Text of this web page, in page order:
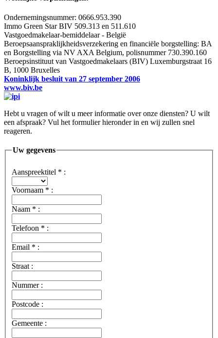
Ondernemingsnummer: 0666.953.390
Immo Green Star BIV 509.313 en 511.610
Vastgoedmakelaar-bemiddelaar - België
Beroepsaanspraklijkheidsverzekering en financiële borgstelling: BA
en Borgstelling via NV AXA Belgium, polisnummer 730.390.160
Beroepsinstituut van Vastgoedmakelaars (BIV) Luxemburgstraat 16
B, 1000 Bruxelles
Koninklijk besluit van 27 september 2006
www.biv.be
Hebt u vragen of wilt u meer informatie over onze diensten? U wilt
een afspraak? Vul het formulier hieronder in en wij zullen snel
reageren.
Uw gegevens
Aanspreektitel * :
Voornaam * :
Naam * :
Telefoon * :
Email * :
Straat :
Nummer :
Postcode :
Gemeente :